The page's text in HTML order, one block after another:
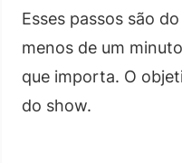
Esses passos são
menos de um
que importa. O
do show.